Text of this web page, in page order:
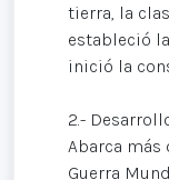
tierra, la
estableció
inició la
2.-
Abarca más
Guerra